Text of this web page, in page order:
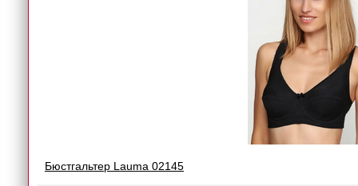
Бюстгальтер Lauma 02145